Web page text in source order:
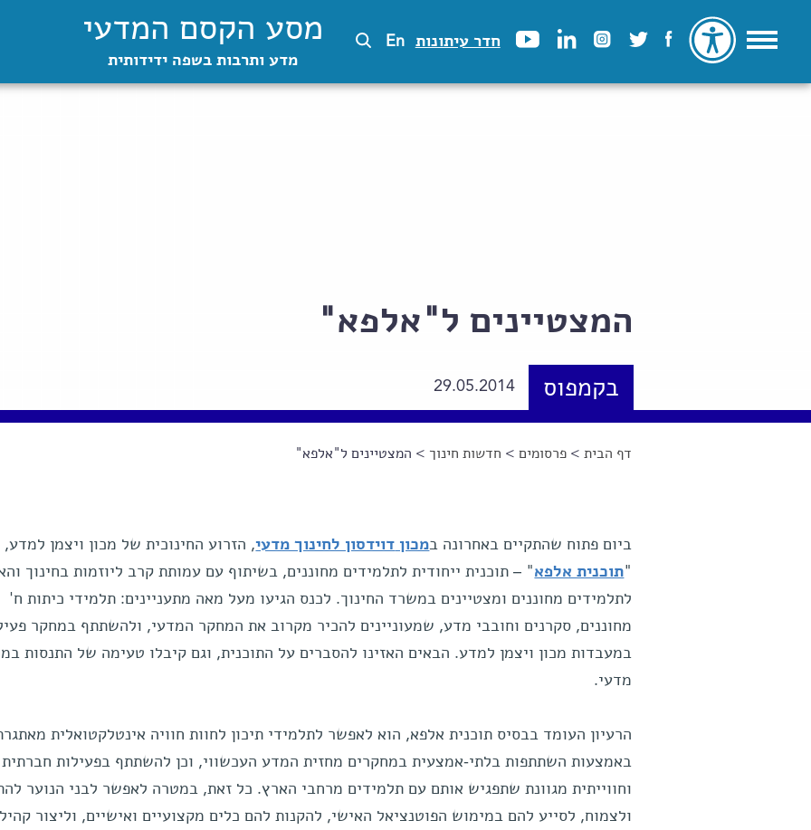
חדר עיתונות En מסע הקסם המדעי
מדע ותרבות בשפה ידידותית
המצטיינים ל"אלפא"
בקמפוס 29.05.2014
הינך נמצא כאן
דף הבית >פרסומים > חדשות חינוך > המצטיינים ל"אלפא"
ביום פתוח שהתקיים באחרונה במכון דוידסון לחינוך מדעי, הזרוע החינוכית של מכון ויצמן
"תוכנית אלפא" – תוכנית ייחודית לתלמידים מחוננים, בשיתוף עם עמותת קרב ליוזמות בחינוך
לתלמידים מחוננים ומצטיינים במשרד החינוך. לכנס הגיעו מעל מאה מתעניינים: תלמידי כיתות ח'
מחוננים, סקרנים וחובבי מדע, שמעוניינים להכיר מקרוב את המחקר המדעי, ולהשתתף במחקר
במעבדות מכון ויצמן למדע. הבאים האזינו להסברים על התוכנית, וגם קיבלו טעימה של התנסות
מדעי.
הרעיון העומד בבסיס תוכנית אלפא, הוא לאפשר לתלמידי תיכון לחוות חוויה אינטלקטואלית
באמצעות השתתפות בלתי-אמצעית במחקרים מחזית המדע העכשווי, וכן להשתתף בפעילות חברתית
וחווייתית מגוונת שתפגיש אותם עם תלמידים מרחבי הארץ. כל זאת, במטרה לאפשר לבני הנוער
ולצמוח, לסייע להם במימוש הפוטנציאל האישי, להקנות להם כלים מקצועיים ואישיים, וליצור